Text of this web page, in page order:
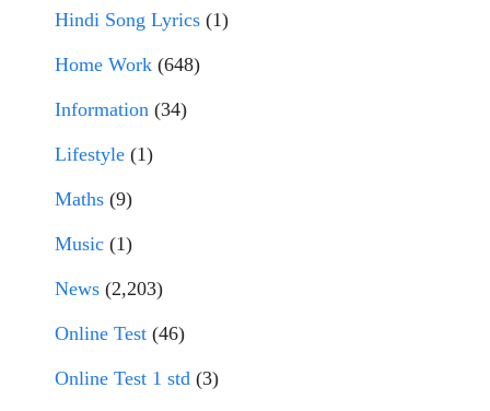
Hindi Song Lyrics (1)
Home Work (648)
Information (34)
Lifestyle (1)
Maths (9)
Music (1)
News (2,203)
Online Test (46)
Online Test 1 std (3)